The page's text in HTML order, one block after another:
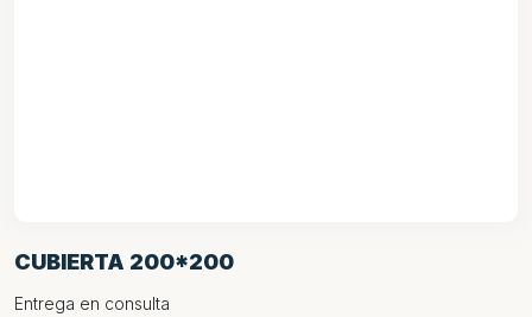
CUBIERTA 200*200
Entrega en consulta